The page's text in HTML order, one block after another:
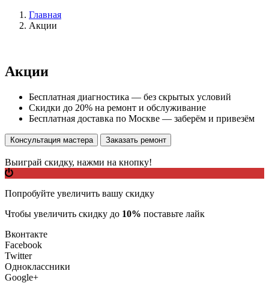
Главная
Акции
Акции
Бесплатная диагностика — без скрытых условий
Скидки до 20% на ремонт и обслуживание
Бесплатная доставка по Москве — заберём и привезём
Консультация мастера Заказать ремонт
Выиграй скидку, нажми на кнопку!
Попробуйте увеличить вашу скидку
Чтобы увеличить скидку до 10% поставьте лайк
Вконтакте
Facebook
Twitter
Одноклассники
Google+